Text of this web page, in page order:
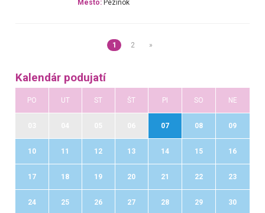
Mesto: Pezinok
1 2 »
Kalendár podujatí
PO UT ST ŠT PI SO NE
07 08 09
10 11 12 13 14 15 16
17 18 19 20 21 22 23
24 25 26 27 28 29 30